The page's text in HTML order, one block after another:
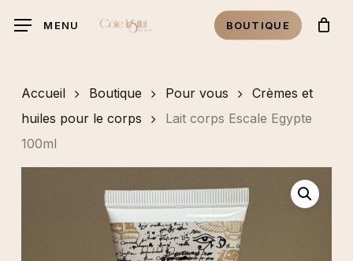
MENU BOUTIQUE
Accueil Boutique Pour vous
Crèmes et
huiles pour le corps
Lait corps Escale Egypte
100ml